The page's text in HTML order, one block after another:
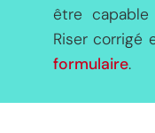
être
Riser corrigé
formulaire.